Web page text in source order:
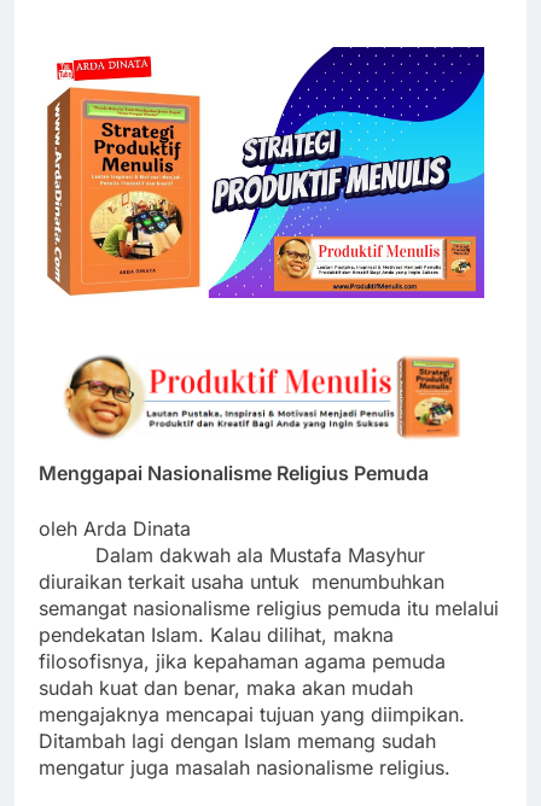
Menggapai Nasionalisme Religius Pemuda
oleh Arda Dinata
Dalam dakwah ala Mustafa Masyhur
diuraikan terkait usaha untuk menumbuhkan
semangat nasionalisme religius pemuda itu melalui
pendekatan Islam. Kalau dilihat, makna
filosofisnya, jika kepahaman agama pemuda
sudah kuat dan benar, maka akan mudah
mengajaknya mencapai tujuan yang diimpikan.
Ditambah lagi dengan Islam memang sudah
mengatur juga masalah nasionalisme religius.